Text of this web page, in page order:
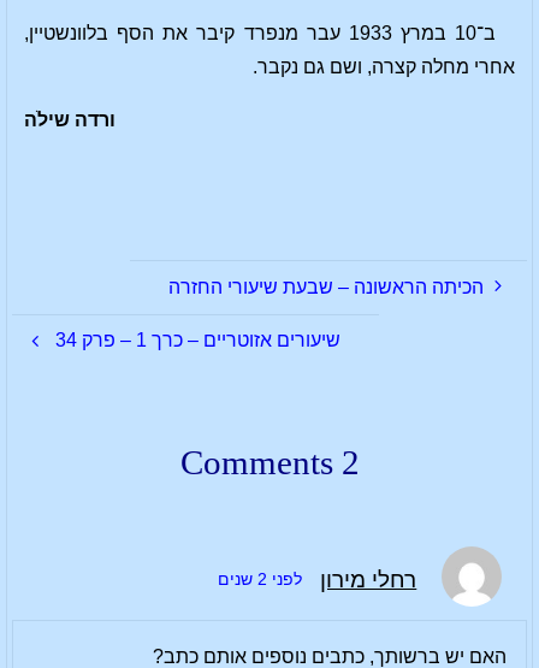
ב־10 במרץ 1933 עבר מנפרד קיבר את הסף בלוונשטיין,
אחרי מחלה קצרה, ושם גם נקבר.
ורדה שילֹה
הכיתה הראשונה – שבעת שיעורי החזרה
שיעורים אזוטריים – כרך 1 – פרק 34
2 Comments
רחלי מירון לפני 2 שנים
האם יש ברשותך, כתבים נוספים אותם כתב?